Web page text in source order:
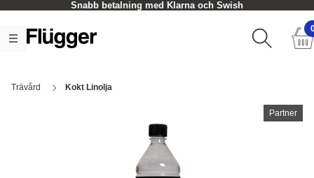
Snabb betalning med Klarna och Swish
Trävård Kokt Linolja
Partner